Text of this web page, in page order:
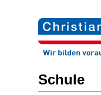
Schule